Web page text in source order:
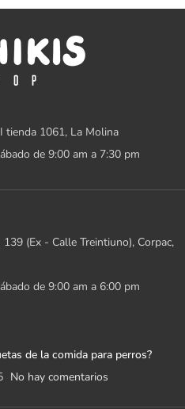
tienda 1061, La Molina
de 9:00 am a 7:30 pm
(Ex - Calle Treintiuno), Corpac,
de 9:00 am a 6:00 pm
de la comida para perros?
No hay comentarios